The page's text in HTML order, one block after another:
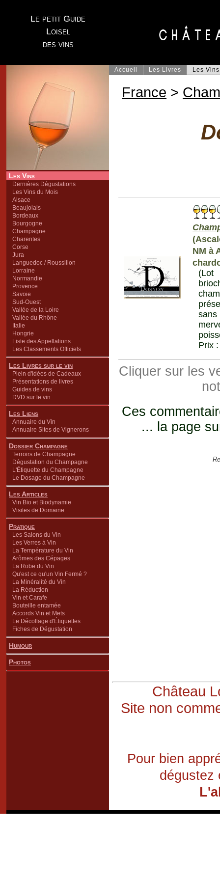
Le petit Guide
Loisel
des vins
Les Vins
Dernières Dégustations
Les Vins du Mois
Alsace
Beaujolais
Bordeaux
Bourgogne
Champagne
Charentes
Corse
Jura
Languedoc / Roussillon
Lorraine
Normandie
Provence
Savoie
Sud-Ouest
Vallée de la Loire
Vallée du Rhône
Italie
Hongrie
Liste des Appellations
Les Classements Officiels
Les Livres sur le vin
Plein d'Idées de Cadeaux
Présentations de livres
Guides de vins
DVD sur le vin
Les Liens
Annuaire du Vin
Annuaire Sites de Vignerons
Dossier Champagne
Terroirs de Champagne
Dégustation du Champagne
L'Étiquette du Champagne
Le Dosage du Champagne
Les Articles
Vin Bio et Biodynamie
Visites de Domaine
Pratique
Les Salons du Vin
Les Verres à Vin
La Température du Vin
Arômes des Cépages
La Robe du Vin
Qu'est ce qu'un Vin Fermé ?
La Minéralité du Vin
La Réduction
Vin et Carafe
Bouteille entamée
Accords Vin et Mets
Le Décollage d'Étiquettes
Fiches de Dégustation
Humour
Photos
Accueil Les Livres Les Vins
France >
NM à
(Lot
Prix
Cliquer sur les
Ces
... la page
Château
Site non
Pour bien
dégustez